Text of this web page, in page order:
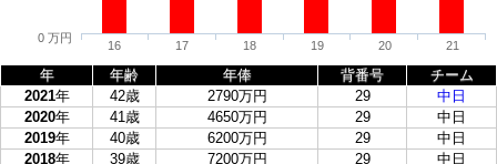
16 17 18 19 20 21
0 万円
年 年齢 年俸 背番号
チーム
2021年 42歳 2790万円 29
中日
2020年 41歳 4650万円 29
中日
2019年 40歳 6200万円 29
中日
2018年 39歳 7200万円 29
中日